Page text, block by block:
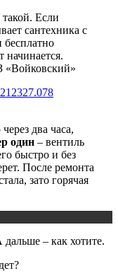
Если
сантехника с
бесплатно
начинается.
«Войковский»
два часа,
один – вентиль
быстро и без
После ремонта
зато горячая
– как хотите.